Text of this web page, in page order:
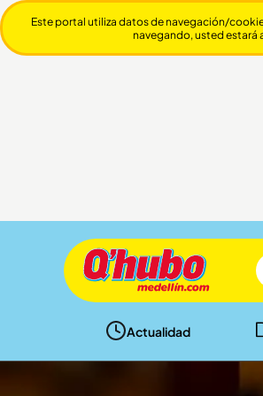
Actualidad
Este portal utiliza datos de navegación/
navegando, usted